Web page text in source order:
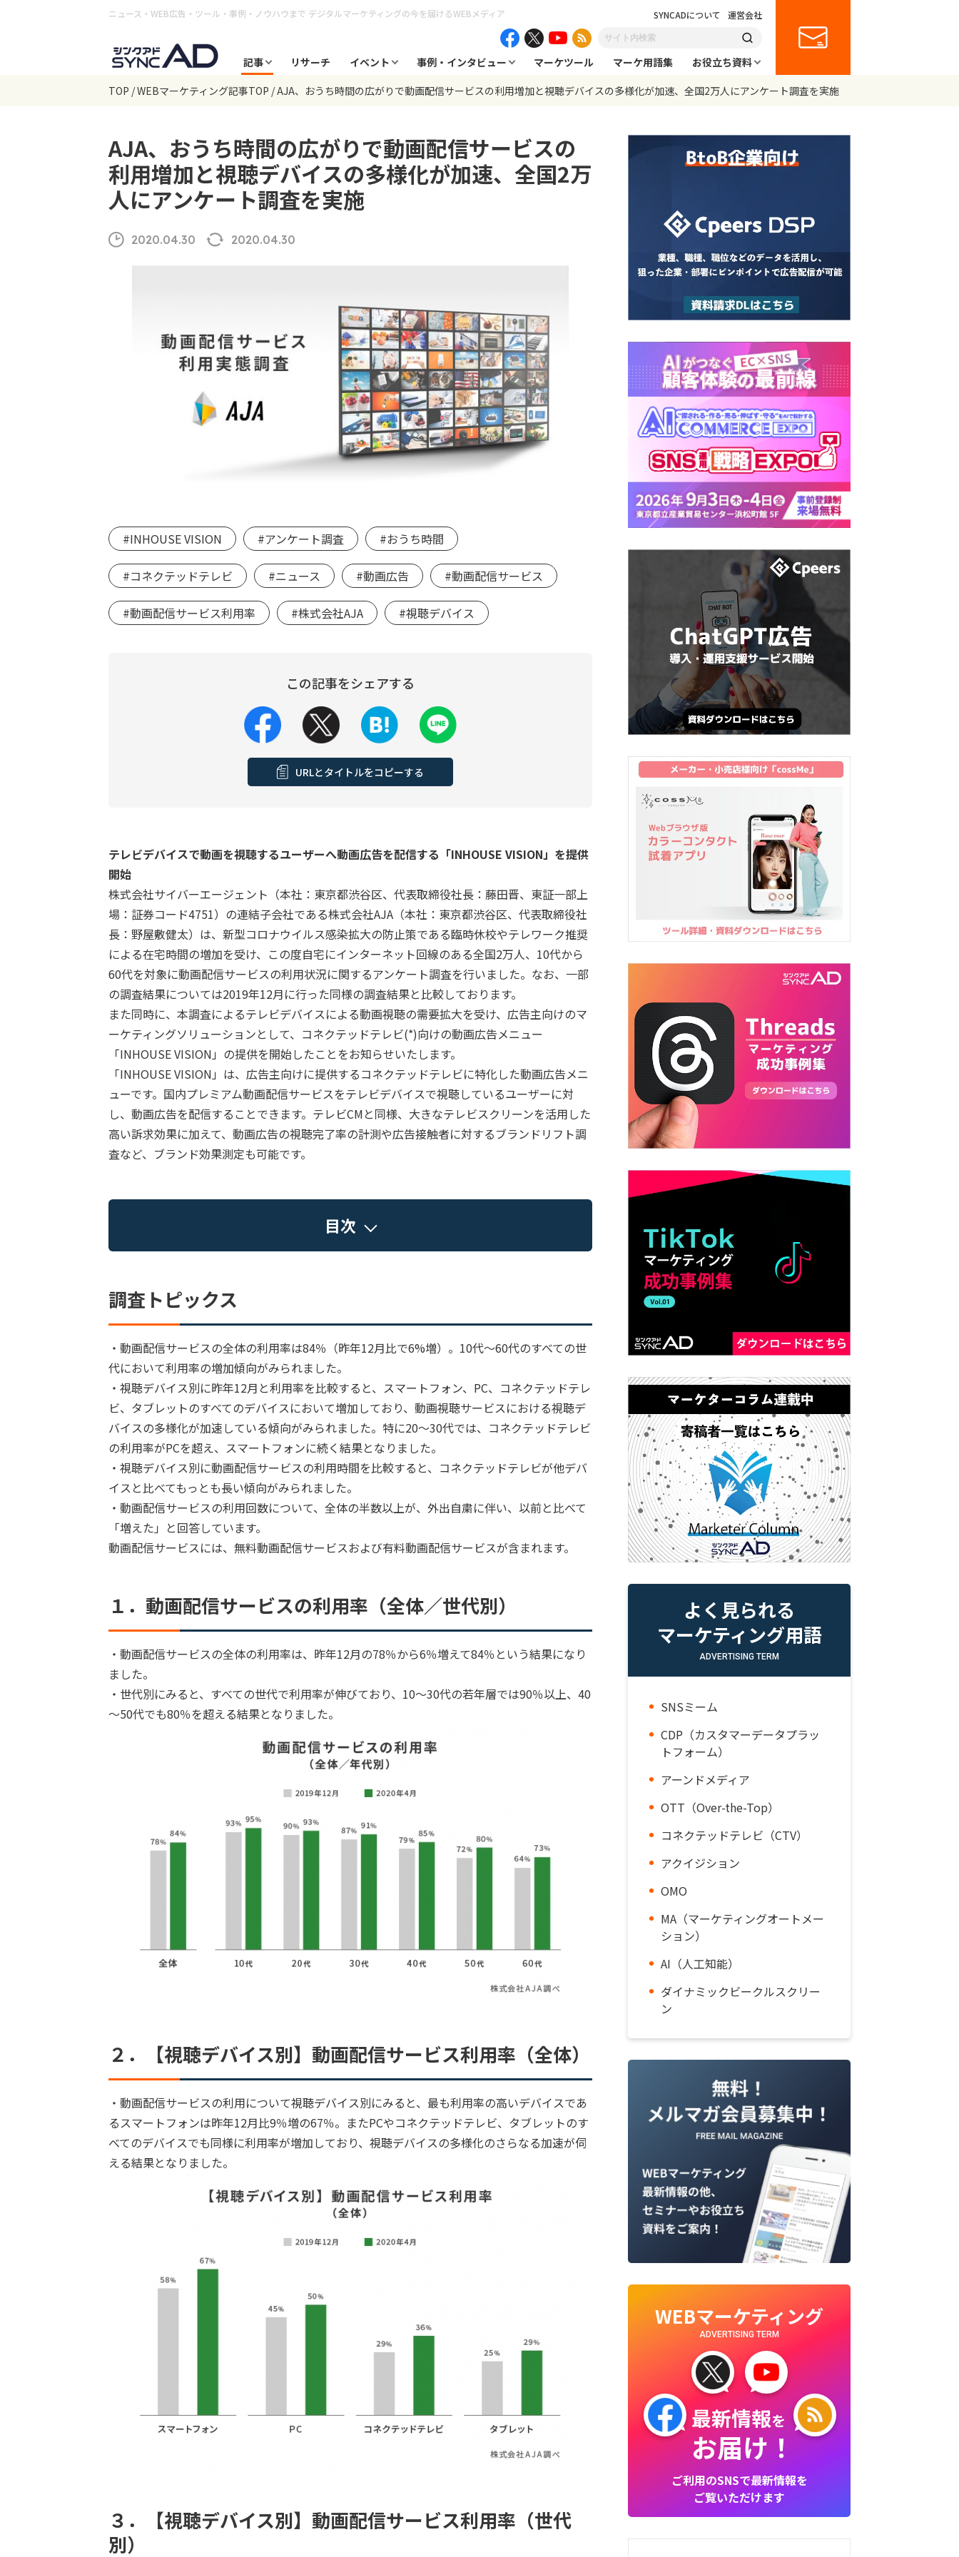
ニュース・WEB広告・ツール・事例・ノウハウまで デジタルマーケティングの今を届けるWEBメディア SYNCADについて 運営会社
記事 リサーチ イベント 事例・インタビュー マーケツール マーケ用語集
お役立ち資料
TOP WEBマーケティング記事TOP AJA、おうち時間の広がりで動画配信サービスの利用増加と視聴デバイスの多様化が加速、全国2万人にアンケート調査を実施
AJA、おうち時間の広がりで動画配信サービスの
利用増加と視聴デバイスの多様化が加速、全国2万
人にアンケート調査を実施
2020.04.30 2020.04.30
#INHOUSE VISION #アンケート調査 #おうち時間
#コネクテッドテレビ #ニュース #動画広告 #動画配信サービス
#動画配信サービス利用率 #株式会社AJA #視聴デバイス
この記事をシェアする
URLとタイトルをコピーする
テレビデバイスで動画を視聴するユーザーへ動画広告を配信する「INHOUSE VISION」を提供
開始
株式会社サイバーエージェント（本社：東京都渋谷区、代表取締役社長：藤田晋、東証一部上
場：証券コード4751）の連結子会社である株式会社AJA（本社：東京都渋谷区、代表取締役社
長：野屋敷健太）は、新型コロナウイルス感染拡大の防止策である臨時休校やテレワーク推奨
による在宅時間の増加を受け、この度自宅にインターネット回線のある全国2万人、10代から
60代を対象に動画配信サービスの利用状況に関するアンケート調査を行いました。なお、一部
の調査結果については2019年12月に行った同様の調査結果と比較しております。
また同時に、本調査によるテレビデバイスによる動画視聴の需要拡大を受け、広告主向けのマ
ーケティングソリューションとして、コネクテッドテレビ(*)向けの動画広告メニュー
「INHOUSE VISION」の提供を開始したことをお知らせいたします。
「INHOUSE VISION」は、広告主向けに提供するコネクテッドテレビに特化した動画広告メニ
ューです。国内プレミアム動画配信サービスをテレビデバイスで視聴しているユーザーに対
し、動画広告を配信することできます。テレビCMと同様、大きなテレビスクリーンを活用した
高い訴求効果に加えて、動画広告の視聴完了率の計測や広告接触者に対するブランドリフト調
査など、ブランド効果測定も可能です。
目次
調査トピックス
・動画配信サービスの全体の利用率は84％（昨年12月比で6%増）。10代～60代のすべての世
代において利用率の増加傾向がみられました。
・視聴デバイス別に昨年12月と利用率を比較すると、スマートフォン、PC、コネクテッドテレ
ビ、タブレットのすべてのデバイスにおいて増加しており、動画視聴サービスにおける視聴デ
バイスの多様化が加速している傾向がみられました。特に20～30代では、コネクテッドテレビ
の利用率がPCを超え、スマートフォンに続く結果となりました。
・視聴デバイス別に動画配信サービスの利用時間を比較すると、コネクテッドテレビが他デバ
イスと比べてもっとも長い傾向がみられました。
・動画配信サービスの利用回数について、全体の半数以上が、外出自粛に伴い、以前と比べて
「増えた」と回答しています。
動画配信サービスには、無料動画配信サービスおよび有料動画配信サービスが含まれます。
１．動画配信サービスの利用率（全体／世代別）
・動画配信サービスの全体の利用率は、昨年12月の78％から6％増えて84％という結果になり
ました。
・世代別にみると、すべての世代で利用率が伸びており、10～30代の若年層では90％以上、40
～50代でも80％を超える結果となりました。
２．【視聴デバイス別】動画配信サービス利用率（全体）
・動画配信サービスの利用について視聴デバイス別にみると、最も利用率の高いデバイスであ
るスマートフォンは昨年12月比9％増の67％。またPCやコネクテッドテレビ、タブレットのす
べてのデバイスでも同様に利用率が増加しており、視聴デバイスの多様化のさらなる加速が伺
える結果となりました。
３．【視聴デバイス別】動画配信サービス利用率（世代
別）
よく見られる
マーケティング用語
ADVERTISING TERM
SNSミーム
CDP（カスタマーデータプラッ
トフォーム）
アーンドメディア
OTT（Over-the-Top）
コネクテッドテレビ（CTV）
アクイジション
OMO
MA（マーケティングオートメー
ション）
AI（人工知能）
ダイナミックビークルスクリー
ン
WEBマーケティング
ADVERTISING TERM
最新情報を
お届け！
ご利用のSNSで最新情報を
ご覧いただけます